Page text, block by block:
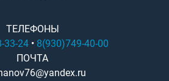
ТЕЛЕФОНЫ
33-24• 8(930)749-40-00
ПОЧТА